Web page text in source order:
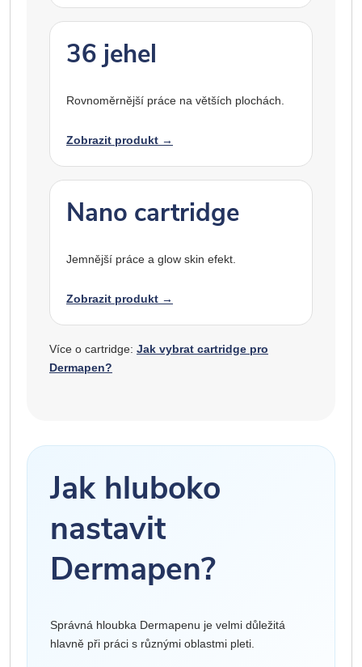
36 jehel
Rovnoměrnější práce na větších plochách.
Zobrazit produkt →
Nano cartridge
Jemnější práce a glow skin efekt.
Zobrazit produkt →
Více o cartridge: Jak vybrat cartridge pro
Dermapen?
Jak hluboko
nastavit
Dermapen?
Správná hloubka Dermapenu je velmi důležitá
hlavně při práci s různými oblastmi pleti.